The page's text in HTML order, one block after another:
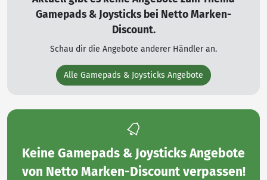
Gamepads & Joysticks bei Netto Marken-
Discount.
Schau dir die Angebote anderer Händler an.
Alle Gamepads & Joysticks Angebote
Keine Gamepads & Joysticks Angebote
von Netto Marken-Discountverpassen!